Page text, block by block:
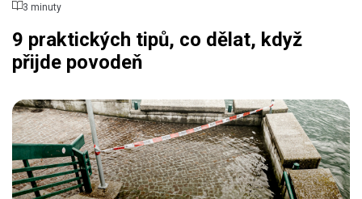
3 minuty
9 praktických tipů, co dělat, když
přijde povodeň